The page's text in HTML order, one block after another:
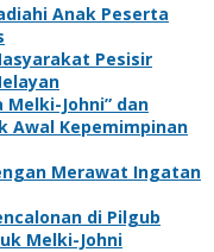
Anak Peserta
Pesisir
Melki-Johni” dan
Awal Kepemimpinan
Merawat Ingatan
di Pilgub
Melki-Johni